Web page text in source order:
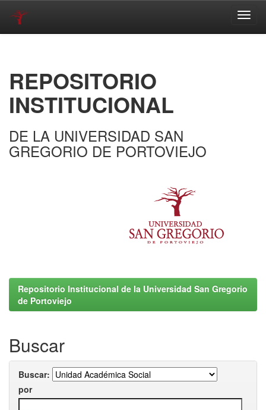
REPOSITORIO
INSTITUCIONAL
DE LA UNIVERSIDAD SAN
GREGORIO DE PORTOVIEJO
Repositorio Institucional de la Universidad San Gregorio
de Portoviejo
Buscar
Buscar:
por